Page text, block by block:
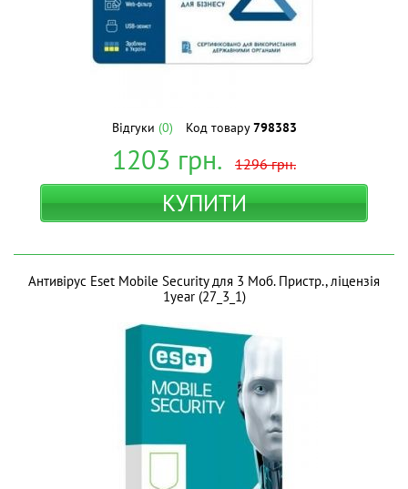
Відгуки (0) Код товару798383
1203 грн. 1296грн.
КУПИТИ
Антивірус Eset Mobile Security для 3 Моб. Пристр., ліцензія
1year (27_3_1)